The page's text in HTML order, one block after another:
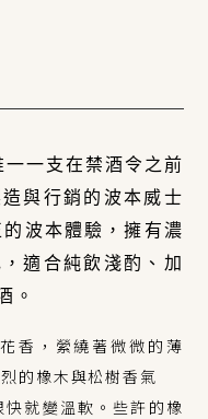
一支在禁酒令之前
與行銷的波本威士
波本體驗，擁有濃
適合純飲淺酌、加
。
香，縈繞著微微的薄
的橡木與松樹香氣
就變溫軟。些許的橡